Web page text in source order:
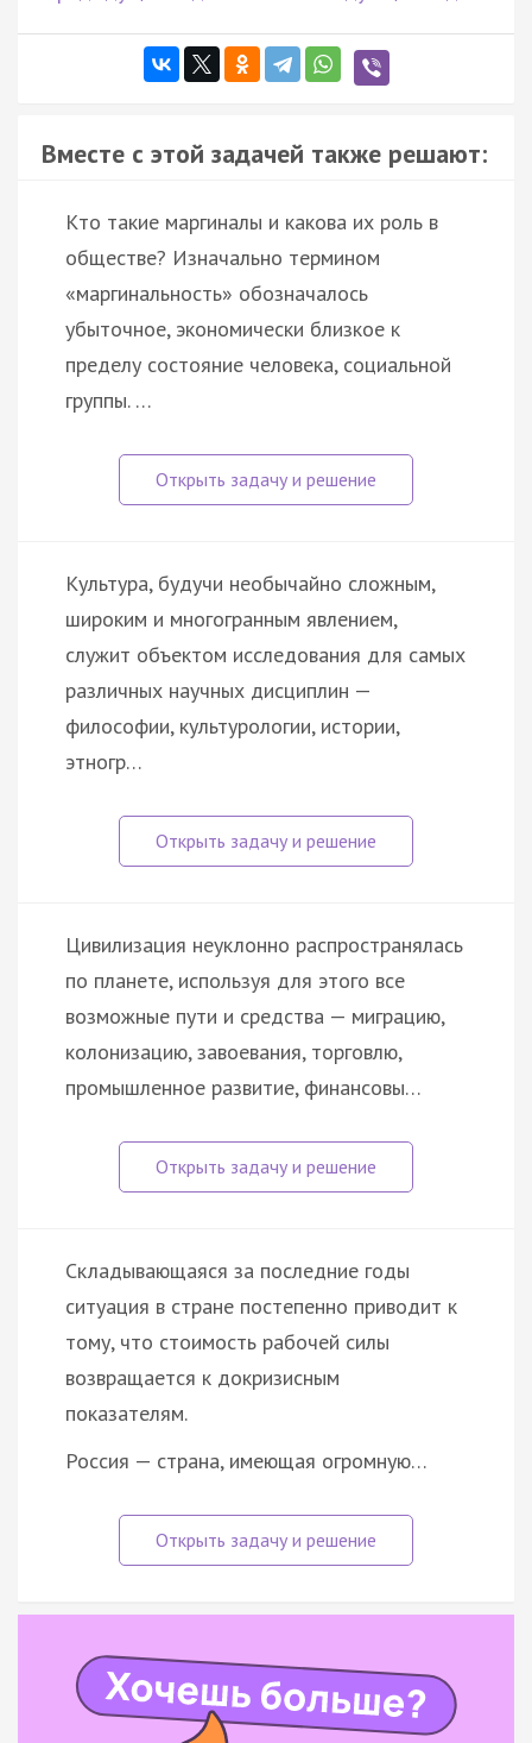
Вместе с этой задачей также решают:
Кто такие маргиналы и какова их роль в
обществе? Изначально термином
«маргинальность» обозначалось
убыточное, экономически близкое к
пределу состояние человека, социальной
группы. …
Культура, будучи необычайно сложным,
широким и многогранным явлением,
служит объектом исследования для самых
различных научных дисциплин —
философии, культурологии, истории,
этногр…
Цивилизация неуклонно распространялась
по планете, используя для этого все
возможные пути и средства — миграцию,
колонизацию, завоевания, торговлю,
промышленное развитие, финансовы…
Складывающаяся за последние годы
ситуация в стране постепенно приводит к
тому, что стоимость рабочей силы
возвращается к докризисным
показателям.
Россия — страна, имеющая огромную…